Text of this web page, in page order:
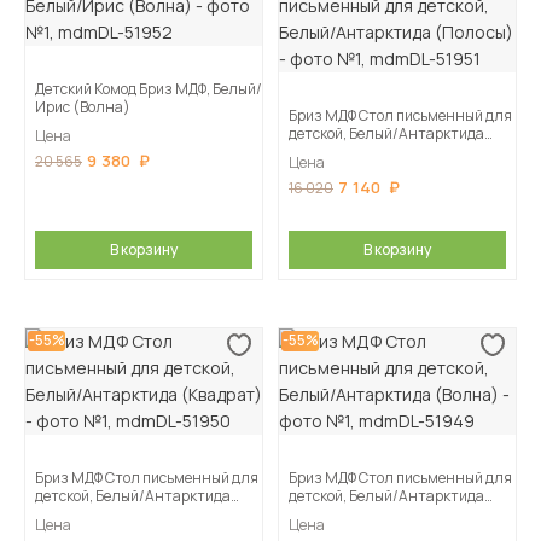
Детский Комод Бриз МДФ, Белый/
Ирис (Волна)
Цена
20 565 9 380
В корзину
Бриз МДФ Стол письменный для
детской, Белый/Антарктида
Цена
16 020 7 140
В корзину
-55%
Бриз МДФ Стол письменный для
детской, Белый/Антарктида
Цена
-55%
Бриз МДФ Стол письменный для
детской, Белый/Антарктида
Цена